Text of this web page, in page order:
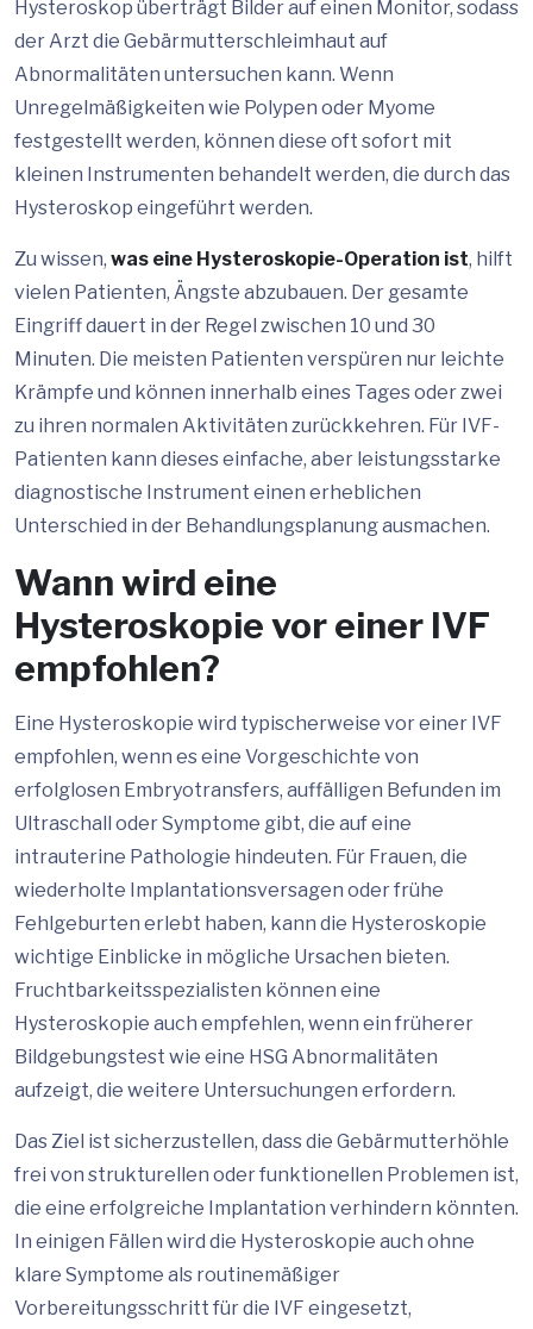
Hysteroskop überträgt Bilder auf einen Monitor, sodass
der Arzt die Gebärmutterschleimhaut auf
Abnormalitäten untersuchen kann. Wenn
Unregelmäßigkeiten wie Polypen oder Myome
festgestellt werden, können diese oft sofort mit
kleinen Instrumenten behandelt werden, die durch das
Hysteroskop eingeführt werden.
Zu wissen, was eine Hysteroskopie-Operation ist, hilft
vielen Patienten, Ängste abzubauen. Der gesamte
Eingriff dauert in der Regel zwischen 10 und 30
Minuten. Die meisten Patienten verspüren nur leichte
Krämpfe und können innerhalb eines Tages oder zwei
zu ihren normalen Aktivitäten zurückkehren. Für IVF-
Patienten kann dieses einfache, aber leistungsstarke
diagnostische Instrument einen erheblichen
Unterschied in der Behandlungsplanung ausmachen.
Wann wird eine
Hysteroskopie vor einer IVF
empfohlen?
Eine Hysteroskopie wird typischerweise vor einer IVF
empfohlen, wenn es eine Vorgeschichte von
erfolglosen Embryotransfers, auffälligen Befunden im
Ultraschall oder Symptome gibt, die auf eine
intrauterine Pathologie hindeuten. Für Frauen, die
wiederholte Implantationsversagen oder frühe
Fehlgeburten erlebt haben, kann die Hysteroskopie
wichtige Einblicke in mögliche Ursachen bieten.
Fruchtbarkeitsspezialisten können eine
Hysteroskopie auch empfehlen, wenn ein früherer
Bildgebungstest wie eine HSG Abnormalitäten
aufzeigt, die weitere Untersuchungen erfordern.
Das Ziel ist sicherzustellen, dass die Gebärmutterhöhle
frei von strukturellen oder funktionellen Problemen ist,
die eine erfolgreiche Implantation verhindern könnten.
In einigen Fällen wird die Hysteroskopie auch ohne
klare Symptome als routinemäßiger
Vorbereitungsschritt für die IVF eingesetzt,